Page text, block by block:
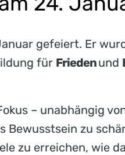
gefeiert. Er
für Friedenund
– unabhängig
Bewusstsein zu
zu erreichen, wie